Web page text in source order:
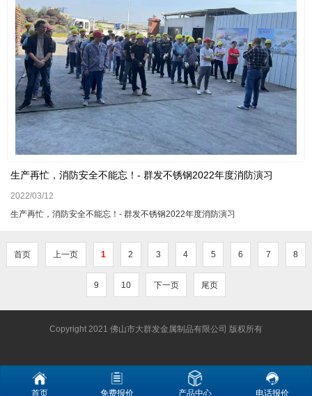
首页 免费报价 产品中心 电话报价
生产再忙，消防安全不能忘！- 群发不锈钢2022年度消防演习
2022/03/12
生产再忙，消防安全不能忘！- 群发不锈钢2022年度消防演习
首页 上一页 1 2 3 4 5 6 7 8
9 10 下一页 尾页
Copyright 2021 佛山市大群发金属制品有限公司 版权所有